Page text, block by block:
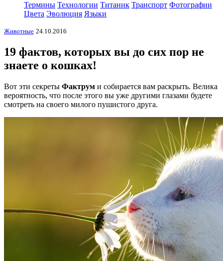
Термины Технологии Титаник Транспорт Фотографии
Цвета Эволюция Языки
Животные 24.10.2016
19 фактов, которых вы до сих пор не
знаете о кошках!
Вот эти секреты Фактрум и собирается вам раскрыть. Велика
вероятность, что после этого вы уже другими глазами будете
смотреть на своего милого пушистого друга.